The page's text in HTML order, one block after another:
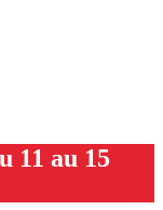
11 au 15